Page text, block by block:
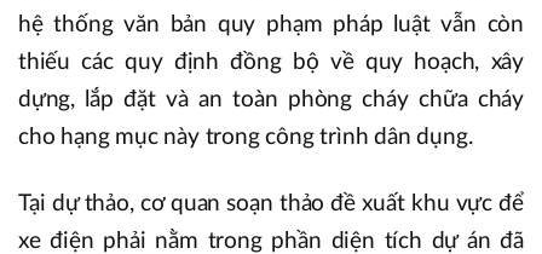
hệ thống văn bản quy phạm pháp luật vẫn còn
thiếu các quy định đồng bộ về quy hoạch, xây
dựng, lắp đặt và an toàn phòng cháy chữa cháy
cho hạng mục này trong công trình dân dụng.
Tại dự thảo, cơ quan soạn thảo đề xuất khu vực để
xe điện phải nằm trong phần diện tích dự án đã